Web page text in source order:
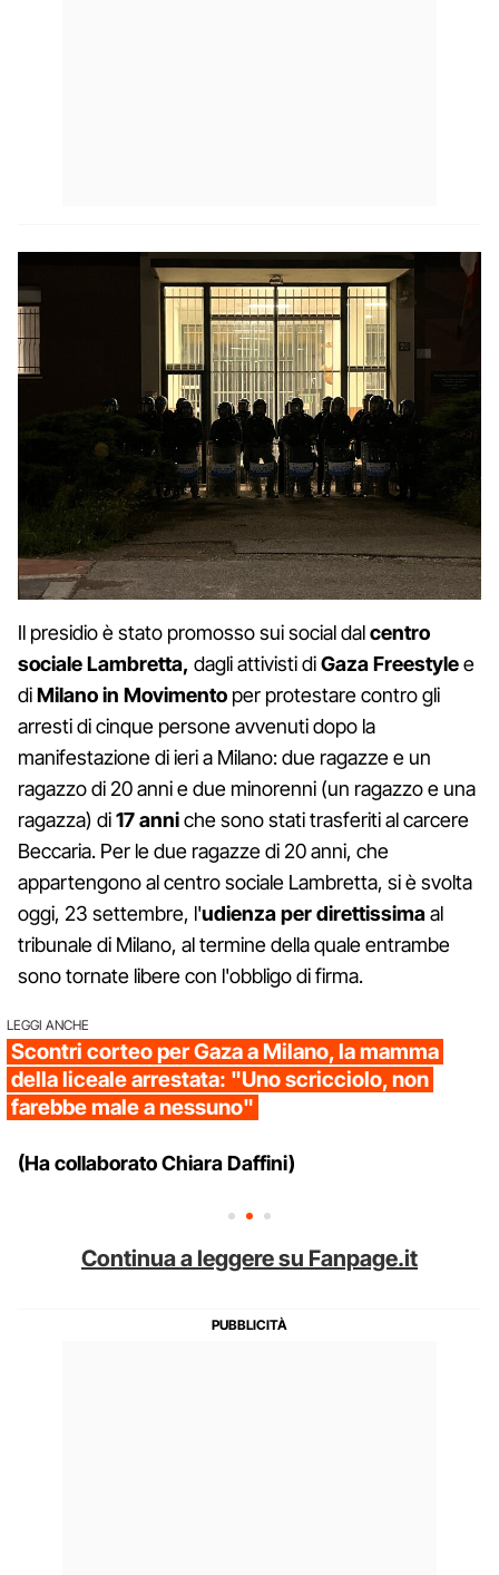
Il presidio è stato promosso sui social dalcentro
sociale Lambretta, dagli attivisti diGaza Freestylee
diMilano in Movimento per protestare contro gli
arresti di cinque persone avvenuti dopo la
manifestazione di ieri a Milano: due ragazze e un
ragazzo di 20 anni e due minorenni (un ragazzo e una
ragazza) di17 anniche sono stati trasferiti al carcere
Beccaria. Per le due ragazze di 20 anni, che
appartengono al centro sociale Lambretta, si è svolta
oggi, 23 settembre, l'udienza per direttissimaal
tribunale di Milano, al termine della quale entrambe
sono tornate libere con l'obbligo di firma.
LEGGI ANCHE
Scontri corteo per Gaza a Milano, la mamma
della liceale arrestata: "Uno scricciolo, non
farebbe male a nessuno"
(Ha collaborato Chiara Daffini)
Continua a leggere su Fanpage.it